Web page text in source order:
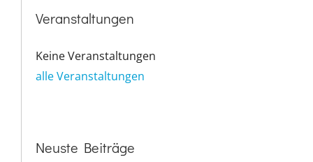
Veranstaltungen
Keine Veranstaltungen
alle Veranstaltungen
Neuste Beiträge